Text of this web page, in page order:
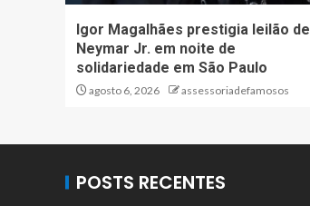
Igor Magalhães prestigia leilão de
Neymar Jr. em noite de
solidariedade em São Paulo
agosto 6, 2026 assessoriadefamosos
POSTS RECENTES